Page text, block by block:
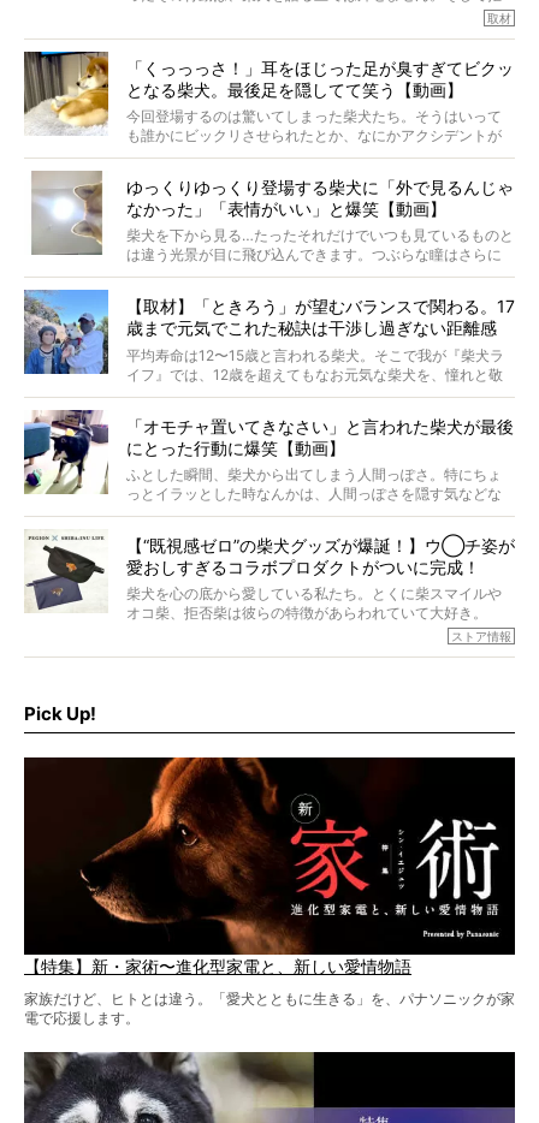
否柴がここまで話題になるのは、“映える”ことも理由のひと
がるのでしょうか。
最近版画製作を始めた、お笑いコンビ「ニューヨーク」の
屋敷裕政さんに、拒否柴を掘っていただきました！ イン
タビューと合わせてご覧ください。
取材
「くっっっさ！」耳をほじった足が臭すぎてビクッ
となる柴犬。最後足を隠してて笑う【動画】
今回登場するのは驚いてしまった柴犬たち。そうはいって
も誰かにビックリさせられたとか、なにかアクシデントが
起きたとか、そういうことが原因ではありません。全ての
ゆっくりゆっくり登場する柴犬に「外で見るんじゃ
なかった」「表情がいい」と爆笑【動画】
柴犬を下から見る…たったそれだけでいつも見ているものと
は違う光景が目に飛び込んできます。つぶらな瞳はさらに
つぶらに見え、モフモフのお顔はさらにモフモフに見えま
【取材】「ときろう」が望むバランスで関わる。17
歳まで元気でこれた秘訣は干渉し過ぎない距離感
#38ときろう
平均寿命は12〜15歳と言われる柴犬。そこで我が『柴犬ラ
イフ』では、12歳を超えてもなお元気な柴犬を、憧れと敬
意を込めて“レジェンド柴”と呼んでいます。 この特集で
ォーカスし、その元気の秘訣や、老犬と暮らすうえで大切
だと思うことを、オーナーさんに語っていただきます。今
回登場してくれたのは、17歳のときろうくん。小さい頃か
ら食が細かったため、何でも食べさせてきたということで
「オモチャ置いてきなさい」と言われた柴犬が最後
にとった行動に爆笑【動画】
ふとした瞬間、柴犬から出てしまう人間っぽさ。特にちょ
っとイラッとした時なんかは、人間っぽさを隠す気などな
いように見えます。もしかして本当の本当は、中身は人間
【“既視感ゼロ”の柴犬グッズが爆誕！】ウ◯チ姿が
愛おしすぎるコラボプロダクトがついに完成！
柴犬を心の底から愛している私たち。とくに柴スマイルや
オコ柴、拒否柴は彼らの特徴があらわれていて大好き。
でもちょっと待て…もうひとつ、忘れてはならない愛おしい
ストア情報
Pick Up!
【特集】新・家術〜進化型家電と、新しい愛情物語
家族だけど、ヒトとは違う。「愛犬とともに生きる」を、パナソニックが家
電で応援します。